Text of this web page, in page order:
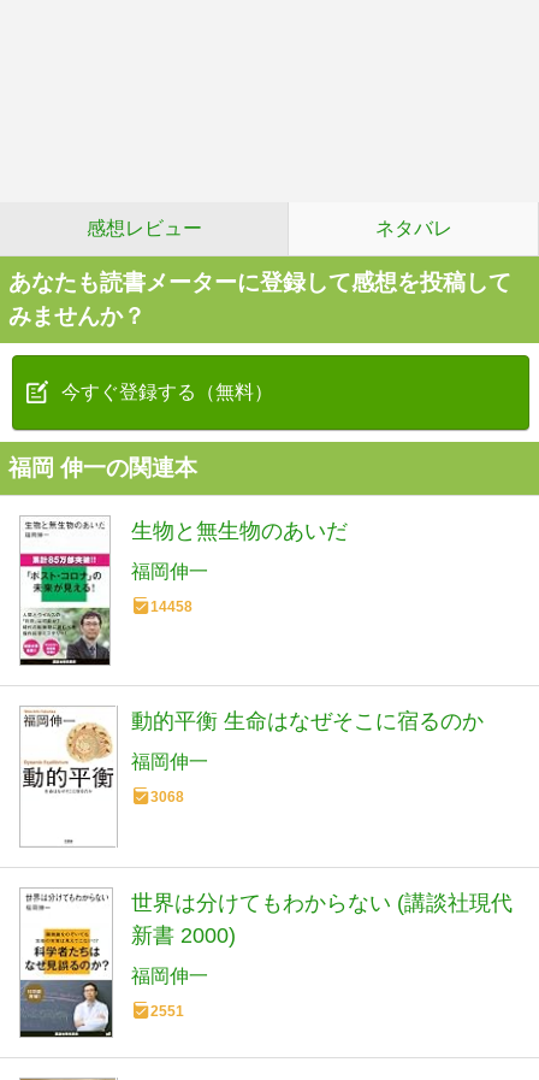
感想レビュー ネタバレ
あなたも読書メーターに登録して感想を投稿して
みませんか？
今すぐ登録する（無料）
福岡 伸一の関連本
生物と無生物のあいだ
福岡伸一
14458
動的平衡 生命はなぜそこに宿るのか
福岡伸一
3068
世界は分けてもわからない (講談社現代
新書 2000)
福岡伸一
2551